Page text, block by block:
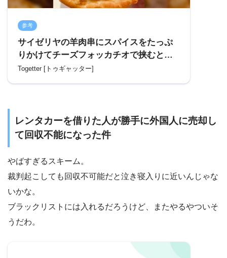
参考
サイゼリヤの羊肉串にスパイスをたっぷ
りかけてチーズフォッカチオで挟むと、
即席で「ジェネリック絶品ガチ中華」が
Togetter [トゥギャッター]
レンタカーを借りた人が勝手に外国人に売却し
て回収不能になった件
やばすぎるスキーム。
裁判起こしても回収不可能だと泣き寝入りに近いんじゃな
いかな。
ブラックリストには入れるだろうけど、またやるやついそ
うだわ。